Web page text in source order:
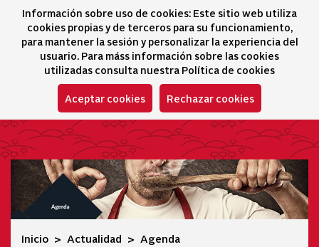
Información sobre uso de cookies: Este sitio web utiliza
cookies propias y de terceros para su funcionamiento,
para mantener la sesión y personalizar la experiencia del
usuario. Para máss información sobre las cookies
utilizadas consulta nuestra Política de cookies
Aceptar cookies Rechazar cookies
Selector idioma
icono
Agenda
Inicio Actualidad Agenda